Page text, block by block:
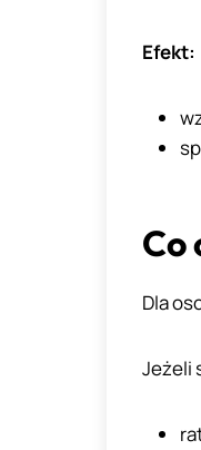
Efekt:
Co
Dla
Jeżeli